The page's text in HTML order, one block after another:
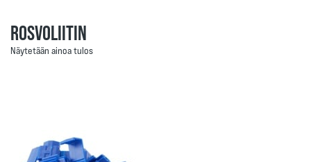
ROSVOLIITIN
Näytetään ainoa tulos